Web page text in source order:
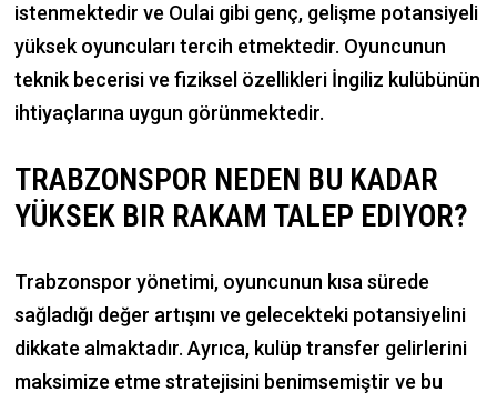
istenmektedir ve Oulai gibi genç, gelişme potansiyeli
yüksek oyuncuları tercih etmektedir. Oyuncunun
teknik becerisi ve fiziksel özellikleri İngiliz kulübünün
ihtiyaçlarına uygun görünmektedir.
TRABZONSPOR NEDEN BU KADAR
YÜKSEK BIR RAKAM TALEP EDIYOR?
Trabzonspor yönetimi, oyuncunun kısa sürede
sağladığı değer artışını ve gelecekteki potansiyelini
dikkate almaktadır. Ayrıca, kulüp transfer gelirlerini
maksimize etme stratejisini benimsemiştir ve bu